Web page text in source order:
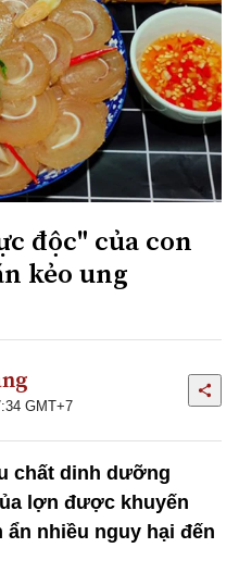
độc" của con
kẻo ung
GMT+7
chất dinh dưỡng
lợn được khuyến
nhiều nguy hại đến